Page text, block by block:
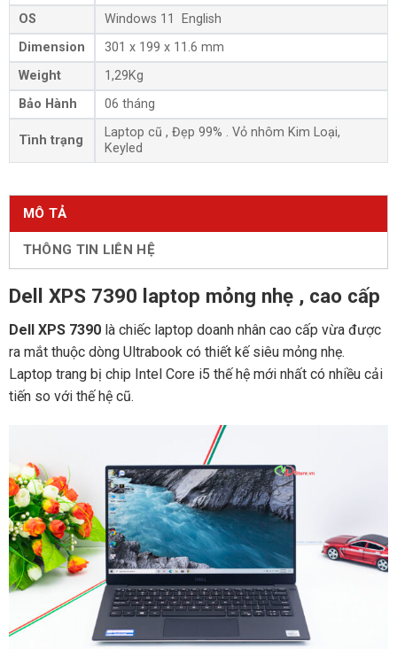
MÔ TẢ
THÔNG TIN LIÊN HỆ
Dell XPS 7390 laptop mỏng nhẹ , cao cấp
Dell XPS 7390là chiếc laptop doanh nhân cao cấp vừa được
ra mắt thuộc dòng Ultrabook có thiết kế siêu mỏng nhẹ.
Laptop trang bị chip Intel Core i5 thế hệ mới nhất có nhiều cải
tiến so với thế hệ cũ.
OS
Windows 11 English
Dimension
301 x 199 x 11.6 mm
Weight
1,29Kg
Bảo Hành
06 tháng
Tình trạng
Laptop cũ , Đẹp 99% . Vỏ nhôm Kim Loại,
Keyled